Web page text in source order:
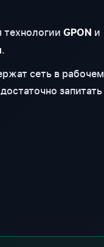
технологии GPON и
.
сеть в рабочем
запитать